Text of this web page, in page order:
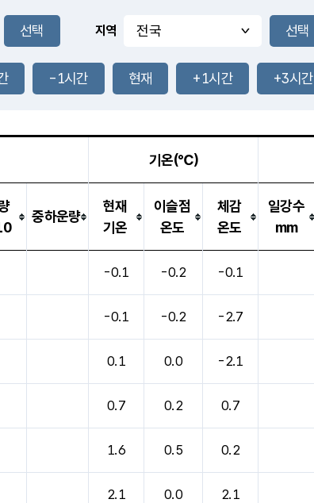
풍도
0.8m/s
-mm
36.0
℃
37.4℃
2.3m/s
-mm
-mm
지역
-1시간 현재 +1시간 +3시간
기온(℃)
중하운량
현재
기온
이슬점
온도
체감
온도
일강수
mm
-0.1 -0.2 -0.1
-0.1 -0.2 -2.7
0.1 0.0 -2.1
0.7 0.2 0.7
1.6 0.5 0.2
2.1 0.0 2.1